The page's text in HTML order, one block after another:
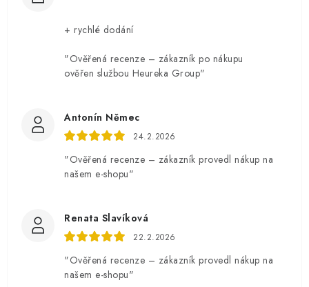
+ rychlé dodání
"Ověřená recenze – zákazník po nákupu
ověřen službou Heureka Group"
Antonín Němec
24.2.2026
"Ověřená recenze – zákazník provedl nákup na
našem e-shopu"
Renata Slavíková
22.2.2026
"Ověřená recenze – zákazník provedl nákup na
našem e-shopu"